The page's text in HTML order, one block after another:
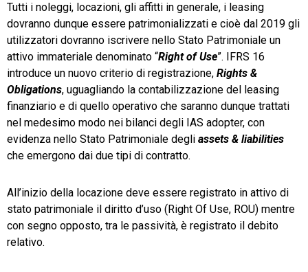
Tutti i noleggi, locazioni, gli affitti in generale, i leasing
dovranno dunque essere patrimonializzati e cioè dal 2019 gli
utilizzatori dovranno iscrivere nello Stato Patrimoniale un
attivo immateriale denominato “Right of Use”. IFRS 16
introduce un nuovo criterio di registrazione, Rights &
Obligations, uguagliando la contabilizzazione del leasing
finanziario e di quello operativo che saranno dunque trattati
nel medesimo modo nei bilanci degli IAS adopter, con
evidenza nello Stato Patrimoniale degli assets & liabilities
che emergono dai due tipi di contratto.
All’inizio della locazione deve essere registrato in attivo di
stato patrimoniale il diritto d’uso (Right Of Use, ROU) mentre
con segno opposto, tra le passività, è registrato il debito
relativo.